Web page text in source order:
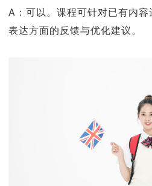
A：可以。课程可针对已有内
表达方面的反馈与优化建议。